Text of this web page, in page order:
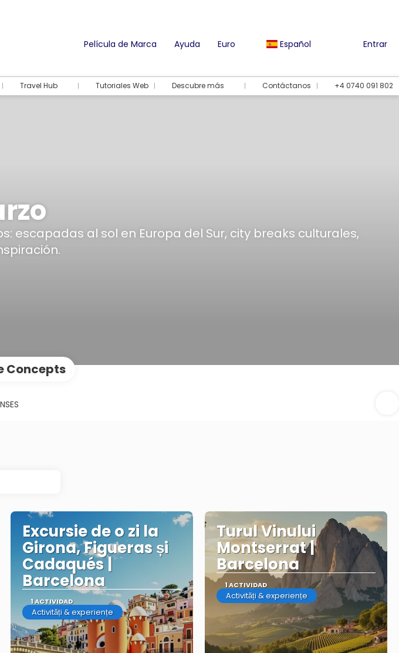
Película de Marca Ayuda Euro Español Entrar
Travel Hub Tutoriales Web Descubre más Contáctanos +4 0740 091 802
escapadas al sol en Europa del Sur, city breaks culturales,
Concepts
Excursie de o zi la
Girona, Figueras și
Cadaqués |
Barcelona
1 ACTIVIDAD
Activități & experiențe
Turul Vinului
Montserrat |
Barcelona
1 ACTIVIDAD
Activități & experiențe